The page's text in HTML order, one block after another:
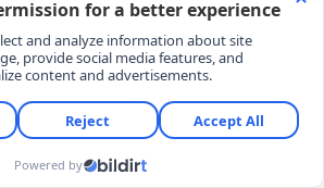
KARAR Gazetesi yorum sütunları ifade
vardır. Sayfalarımız, temel insan haklarına,
fikirlere saygı temelinde ve demokratik
yorumlara açıktır. Yorumların içerik ve
okurların da sorumluluğundadır. Hakaret,
veya imalar, imla kuralları ile yazılmamış,
onaylanmamaktadır. Özensizce belirlenmiş
veya haber ve yazının bağlamının